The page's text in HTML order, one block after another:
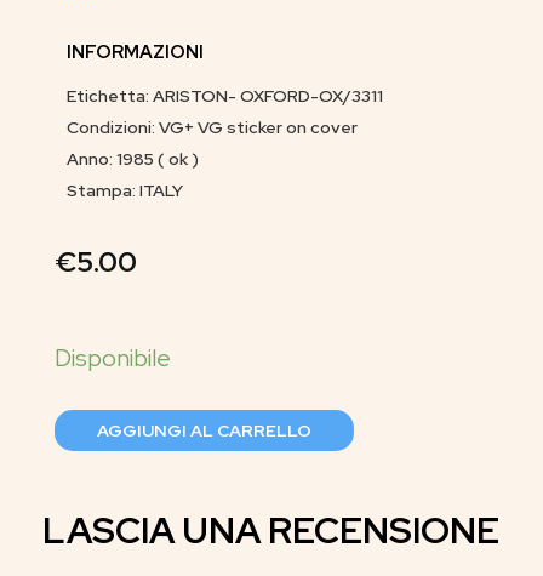
INFORMAZIONI
Etichetta: ARISTON- OXFORD-OX/3311
Condizioni: VG+ VG sticker on cover
Anno: 1985 ( ok )
Stampa: ITALY
€5.00
AGGIUNGI AL CARRELLO
LASCIA UNA RECENSIONE